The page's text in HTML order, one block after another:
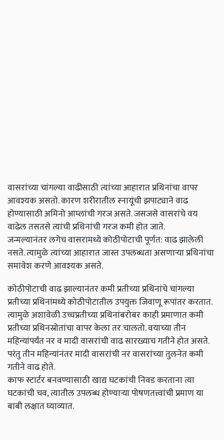
वासरांच्या चांगल्या वाढीसाठी त्यांच्या आहारात प्रथिनांचा वापर
आवश्यक असतो. कारण शरीरातील स्नायूंची झपाट्याने वाढ
होण्यासाठी अमिनो आम्लांची गरज असते. जसजसे वासरांचे वय
वाढेल तसतसे त्यांची प्रथिनांची गरज कमी होत जाते.
जन्मल्यानंतर लगेच वासरामध्ये कोठीपोटाची पूर्णत: वाढ झालेली
नसते. त्यामुळे त्यांच्या आहारात जास्त उपलब्धता असणाऱ्या प्रथिनांचा
समावेश करणे आवश्यक असते.
कोठीपोटाची वाढ झाल्यानंतर कमी प्रतीच्या प्रथिनांचे चांगल्या
प्रतीच्या प्रथिनांमध्ये कोठीपोटातील उपयुक्त जिवाणू रूपांतर करतात.
त्यामुळे अशावेळी उच्चप्रतीच्या प्रथिनांबरोबर काही प्रमाणात कमी
प्रतीच्या प्रथिनस्रोतांचा वापर केला तर चालतो. वयाच्या तीन
महिन्यांपर्यंत नर व मादी वासरांची वाढ सारख्याच गतीने होत असते.
परंतु तीन महिन्यांनंतर मादी वासरांची नर वासरांच्या तुलनेत कमी
गतीने वाढ होते.
काफ स्टार्टर बनवण्यासाठी खाद्य घटकांची निवड करताना त्या
घटकांची चव, त्यातील उपलब्ध होण्याऱ्या पोषणतत्त्वांची प्रमाण या
बाबी लक्षात घ्याव्यात.